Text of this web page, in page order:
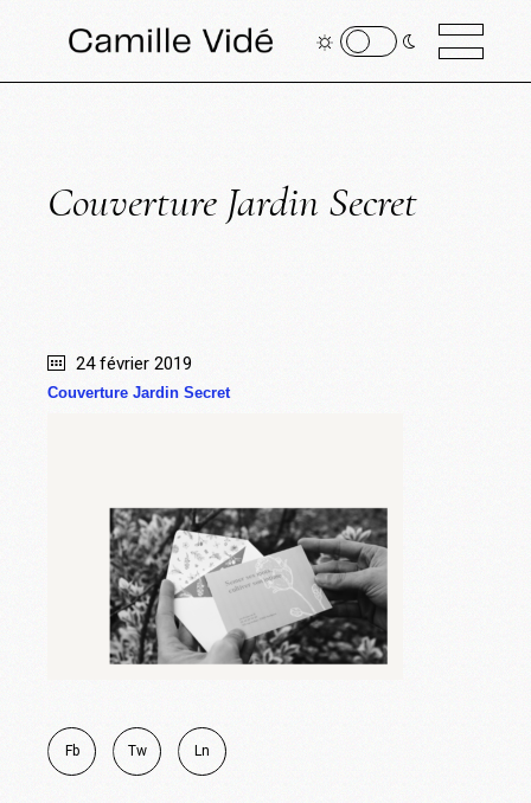
Couverture Jardin Secret
24 février 2019
Couverture Jardin Secret
Fb Tw Ln